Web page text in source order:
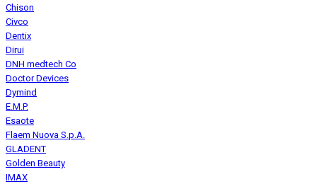
Chison
Civco
Dentix
Dirui
DNH medtech Co
Doctor Devices
Dymind
E.M.P.
Esaote
Flaem Nuova S.p.A.
GLADENT
Golden Beauty
IMAX